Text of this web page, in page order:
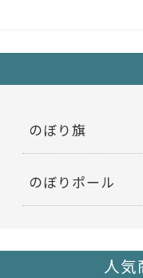
k
のぼり旗
のぼりポール
人